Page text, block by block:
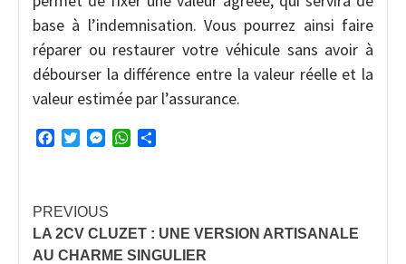
base à l’indemnisation. Vous pourrez ainsi faire
réparer ou restaurer votre véhicule sans avoir à
débourser la différence entre la valeur réelle et la
valeur estimée par l’assurance.
FacebookTwitterMessengerWhatsApp
Continue
Reading
PREVIOUS
LA 2CV CLUZET : UNE VERSION ARTISANALE
AU CHARME SINGULIER